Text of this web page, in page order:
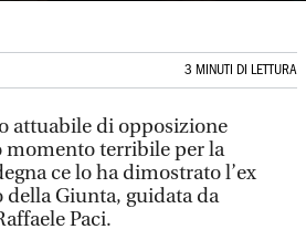
3 MINUTI DI LETTURA
attuabile di opposizione
momento terribile per la
ce lo ha dimostrato l’ex
della Giunta, guidata da
Paci.